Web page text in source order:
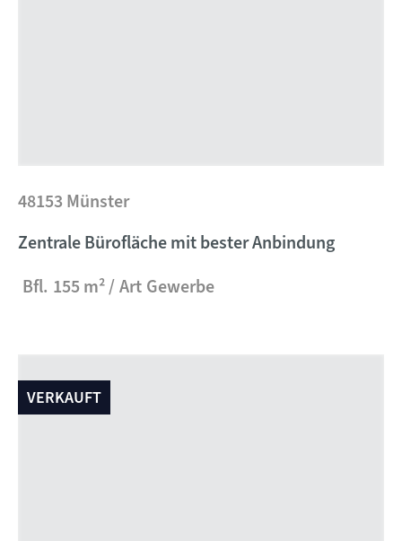
48153 Münster
Zentrale Bürofläche mit bester Anbindung
Bfl. 155 m² Art Gewerbe
VERKAUFT